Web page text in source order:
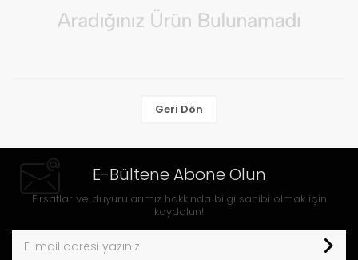
Geri Dön
E-Bültene Abone Olun
Fırsatlar ve duyurularımız hakkında bilgi sahibi olmak için
kaydolun!